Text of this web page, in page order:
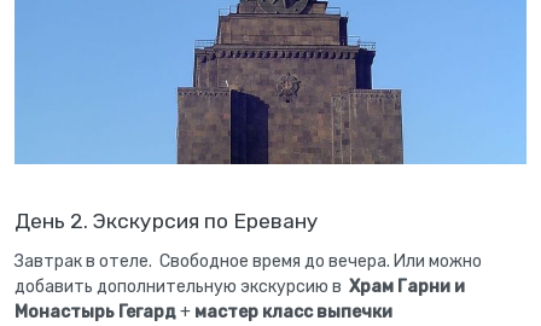
День 2. Экскурсия по Еревану
Завтрак в отеле. Свободное время до вечера. Или можно
добавить дополнительную экскурсию в Храм Гарни и
Монастырь Гегард+ мастер класс выпечки